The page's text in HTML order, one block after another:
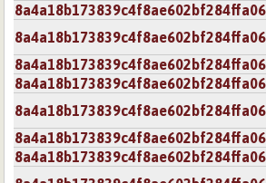
8a4a18b173839c4f8ae602bf284ffa06
8a4a18b173839c4f8ae602bf284ffa06
8a4a18b173839c4f8ae602bf284ffa06
8a4a18b173839c4f8ae602bf284ffa06
8a4a18b173839c4f8ae602bf284ffa06
8a4a18b173839c4f8ae602bf284ffa06
8a4a18b173839c4f8ae602bf284ffa06